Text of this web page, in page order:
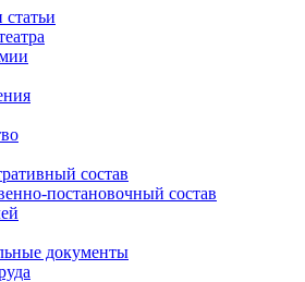
состав
постановочный состав
документы